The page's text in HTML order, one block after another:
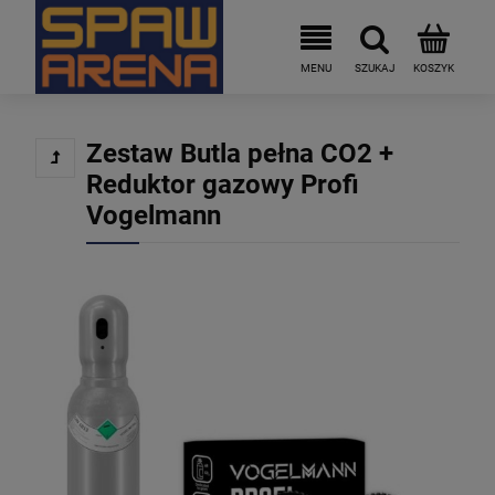
Zestaw Butla pełna CO2 +
Reduktor gazowy Profi
Vogelmann